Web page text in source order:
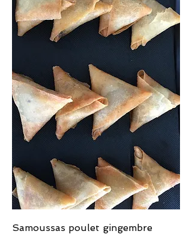
Samoussas poulet gingembre